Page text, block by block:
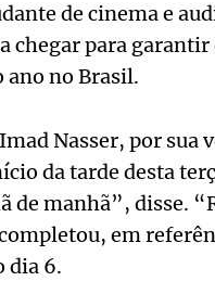
de cinema e
chegar para
ano no Brasil.
Nasser, por sua
da tarde desta
de manhã”, disse.
em
dia 6.